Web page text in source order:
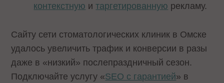
контекстную итаргетированную рекламу.
Сайту сети стоматологических клиник в Омске
удалось увеличить трафик и конверсии в разы
даже в «низкий» послепраздничный сезон.
Подключайте услугу «SEO с гарантией» в